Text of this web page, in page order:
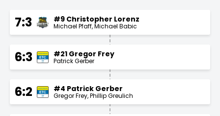
7:3 #9 Christopher Lorenz
Michael Pfaff Michael Babic
6:3 #21 Gregor Frey
Patrick Gerber
6:2 #4 Patrick Gerber
Gregor Frey Phillip Greulich